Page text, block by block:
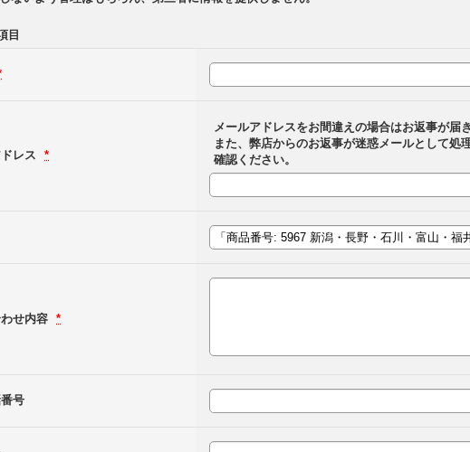
目
レス *
メールアドレスをお間違えの場合はお返事が届
また、弊店からのお返事が迷惑メールとして処
確認ください。
せ内容 *
号